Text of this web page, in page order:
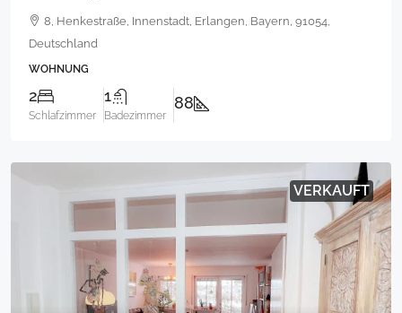
8, Henkestraße, Innenstadt, Erlangen, Bayern, 91054,
Deutschland
WOHNUNG
2
Schlafzimmer
1
Badezimmer
88
VERKAUFT